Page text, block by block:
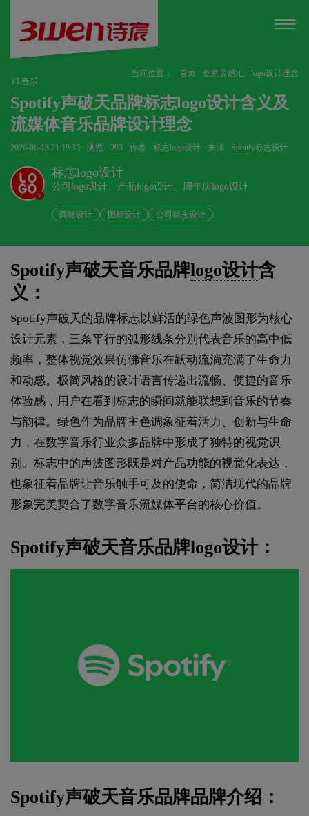
当前位置： 首页 创意灵感汇
logo设计理念
YL音乐
Spotify声破天品牌标志logo设计含义及
流媒体音乐品牌设计理念
2026-06-13 21:19:35 浏览 393 作者 标志logo设计 来源 Spotify标志设计
v
标志logo设计
公司logo设计、产品logo设计、周年庆logo设计
商标设计 图标设计 公司标志设计
Spotify声破天音乐品牌logo设计含
义：
Spotify声破天的品牌标志以鲜活的绿色声波图形为核心
设计元素，三条平行的弧形线条分别代表音乐的高中低
频率，整体视觉效果仿佛音乐在跃动流淌充满了生命力
和动感。极简风格的设计语言传递出流畅、便捷的音乐
体验感，用户在看到标志的瞬间就能联想到音乐的节奏
与韵律。绿色作为品牌主色调象征着活力、创新与生命
力，在数字音乐行业众多品牌中形成了独特的视觉识
别。标志中的声波图形既是对产品功能的视觉化表达，
也象征着品牌让音乐触手可及的使命，简洁现代的品牌
形象完美契合了数字音乐流媒体平台的核心价值。
Spotify声破天音乐品牌logo设计：
Spotify声破天音乐品牌品牌介绍：